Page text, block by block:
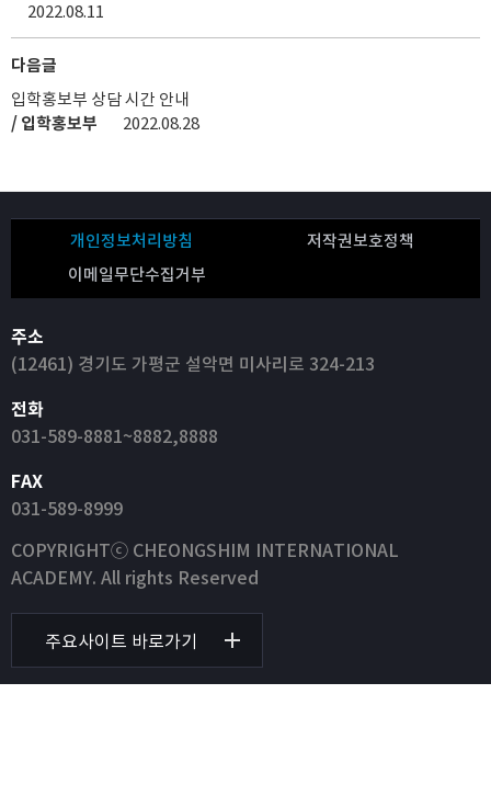
2022.08.11
다음글
입학홍보부 상담 시간 안내
/ 입학홍보부
2022.08.28
개인정보처리방침
저작권보호정책
이메일무단수집거부
주소
(12461) 경기도 가평군 설악면 미사리로 324-213
전화
031-589-8881~8882,8888
FAX
031-589-8999
COPYRIGHTⓒ CHEONGSHIM INTERNATIONAL
ACADEMY. All rights Reserved
주요사이트 바로가기